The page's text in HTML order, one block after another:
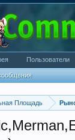
Площадь
Пользователи